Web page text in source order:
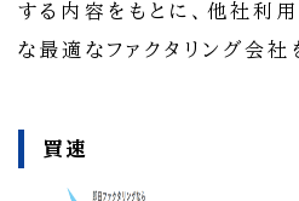
する内容をもとに、他社利
な最適なファクタリング会社
買速